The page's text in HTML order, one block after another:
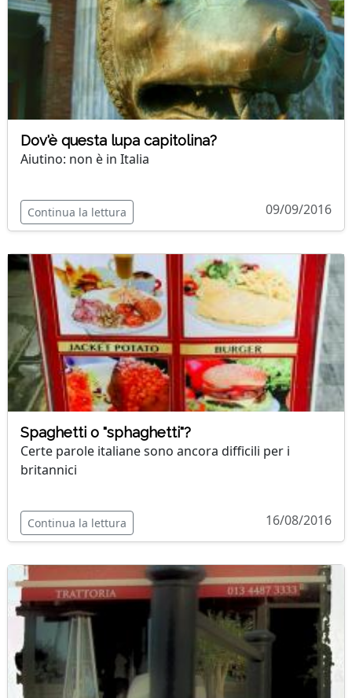
Dov'è questa lupa capitolina?
Aiutino: non è in Italia
Continua la lettura 09/09/2016
Spaghetti o "sphaghetti"?
Certe parole italiane sono ancora difficili per i
britannici
Continua la lettura 16/08/2016